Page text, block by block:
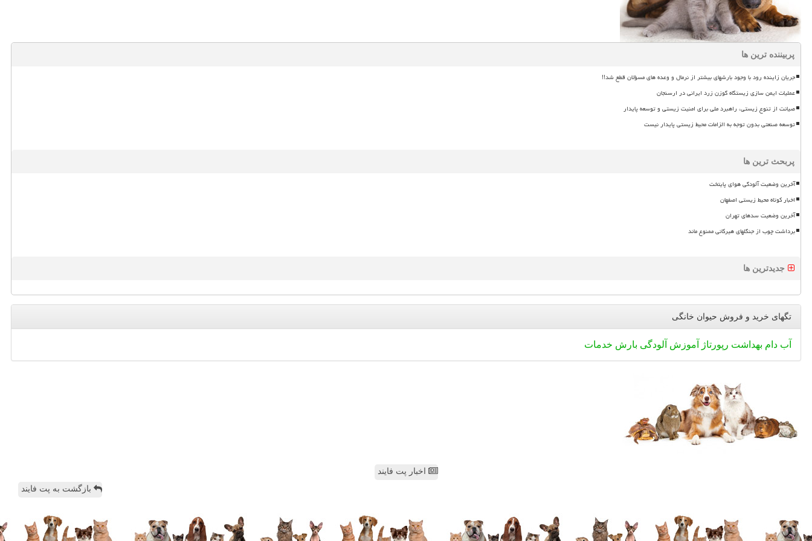
پربیننده ترین ها
جریان زاینده رود با وجود بارشهای بیشتر از نرمال و وعده های مسؤلان قطع شد!!
عملیات ایمن سازی زیستگاه گوزن زرد ایرانی در ارسنجان
صیانت از تنوع زیستی، راهبرد ملی برای امنیت زیستی و توسعه پایدار
توسعه صنعتی بدون توجه به الزامات محیط زیستی پایدار نیست
پربحث ترین ها
آخرین وضعیت آلودگی هوای پایتخت
اخبار کوتاه محیط زیستی اصفهان
آخرین وضعیت سدهای تهران
برداشت چوب از جنگلهای هیرکانی ممنوع ماند
جدیدترین ها
تگهای خرید و فروش حیوان خانگی
آب دام بهداشت رپورتاژ آموزش آلودگی بارش خدمات
اخبار پت فایند
بازگشت به پت فایند